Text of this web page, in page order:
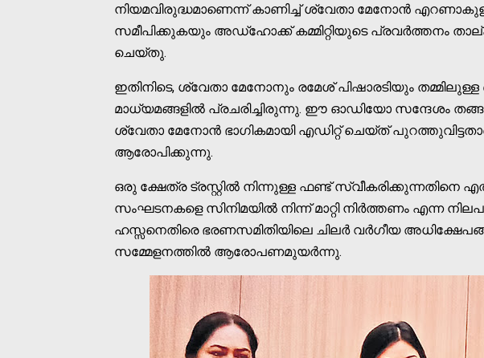
നിയമവിരുദ്ധമാണെന്ന് കാണിച്ച് ശ്വേതാ മേനോന്‍
സമീപിക്കുകയും അഡ്‌ഹോക്ക് കമ്മിറ്റിയുടെ പ്രവര്‍ത്തനം
ചെയ്തു.
ഇതിനിടെ, ശ്വേതാ മേനോനും രമേശ് പിഷാരടിയും
മാധ്യമങ്ങളില്‍ പ്രചരിച്ചിരുന്നു. ഈ ഓഡിയോ സന്ദേശം
ശ്വേതാ മേനോന്‍ ഭാഗികമായി എഡിറ്റ് ചെയ്ത്
ആരോപിക്കുന്നു.
ഒരു ക്ഷേത്ര ട്രസ്റ്റില്‍ നിന്നുള്ള ഫണ്ട് സ്വീകരിക്കുന്നതിനെ
സംഘടനകളെ സിനിമയില്‍ നിന്ന് മാറ്റി നിര്‍ത്തണം എന്ന
ഹസ്സനെതിരെ ഭരണസമിതിയിലെ ചിലര്‍ വര്‍ഗീയ
സമ്മേളനത്തില്‍ ആരോപണമുയര്‍ന്നു.